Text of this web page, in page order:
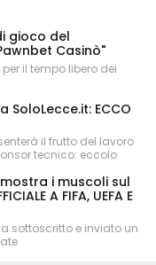
gioco del
Casinò"
il tempo libero dei
SoloLecce.it: ECCO
il frutto del lavoro
tecnico: eccolo
mostra i muscoli sul
A FIFA, UEFA E
sottoscritto e inviato un